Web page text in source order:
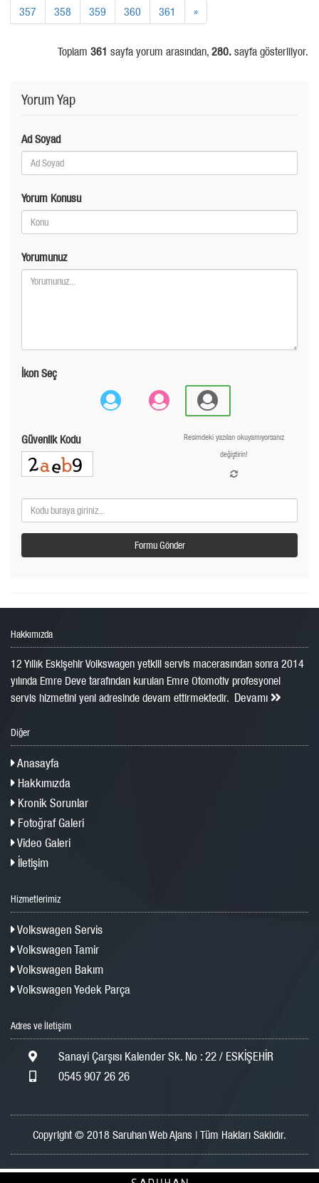
357
358 359 360 361 »
Toplam 361 sayfa yorum arasından, 280. sayfa gösteriliyor.
Yorum Yap
Ad Soyad
Yorum Konusu
Yorumunuz
İkon Seç
Güvenlik Kodu
Resimdeki yazıları okuyamıyorsanız
değiştirin!
Hakkımızda
12 Yıllık Eskişehir Volkswagen yetkili servis macerasından sonra 2014
yılında Emre Deve tarafından kurulan Emre Otomotiv profesyonel
servis hizmetini yeni adresinde devam ettirmektedir. Devamı
Diğer
Anasayfa
Hakkımızda
Kronik Sorunlar
Fotoğraf Galeri
Video Galeri
İletişim
Hizmetlerimiz
Volkswagen Servis
Volkswagen Tamir
Volkswagen Bakım
Volkswagen Yedek Parça
Adres ve İletişim
Sanayi Çarşısı Kalender Sk. No : 22 / ESKİŞEHİR
0545 907 26 26
Copyright © 2018 Saruhan Web Ajans | Tüm Hakları Saklıdır.